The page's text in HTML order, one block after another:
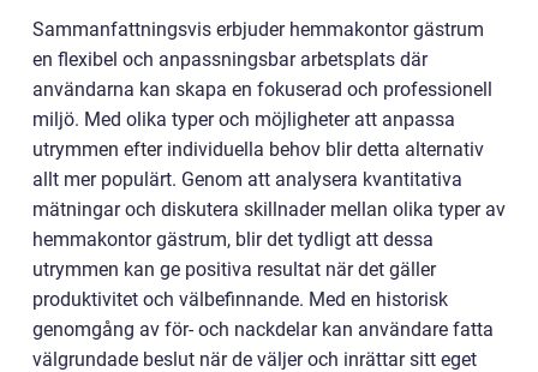
Sammanfattningsvis erbjuder hemmakontor gästrum
en flexibel och anpassningsbar arbetsplats där
användarna kan skapa en fokuserad och professionell
miljö. Med olika typer och möjligheter att anpassa
utrymmen efter individuella behov blir detta alternativ
allt mer populärt. Genom att analysera kvantitativa
mätningar och diskutera skillnader mellan olika typer av
hemmakontor gästrum, blir det tydligt att dessa
utrymmen kan ge positiva resultat när det gäller
produktivitet och välbefinnande. Med en historisk
genomgång av för- och nackdelar kan användare fatta
välgrundade beslut när de väljer och inrättar sitt eget